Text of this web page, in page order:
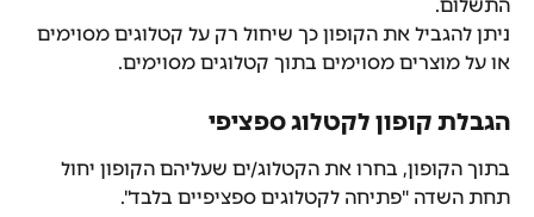
התשלום.
ניתן להגביל את הקופון כך שיחול רק על קטלוגים מסוימים
או על מוצרים מסוימים בתוך קטלוגים מסוימים.
הגבלת קופון לקטלוג ספציפי
בתוך הקופון, בחרו את הקטלוג/ים שעליהם הקופון יחול
תחת השדה "פתיחה לקטלוגים ספציפיים בלבד".